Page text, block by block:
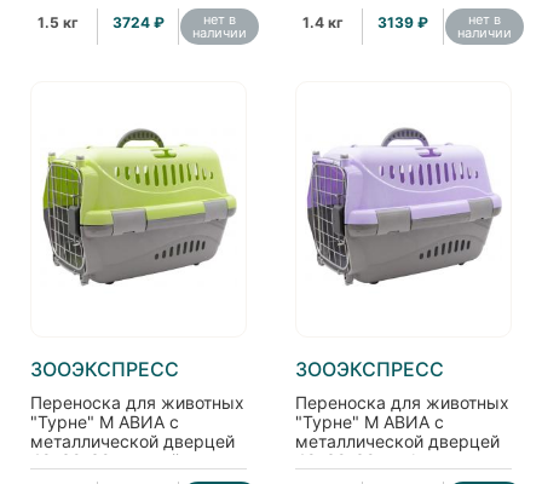
48*32*32см, фиолетовая
1.5 кг 3724 ₽ нет в
наличии
1.4 кг 3139 ₽ нет в
наличии
ЗООЭКСПРЕСС
Переноска для животных
"Турне" M АВИА с
металлической дверцей
48*32*32см, зелёная
ЗООЭКСПРЕСС
Переноска для животных
"Турне" M АВИА с
металлической дверцей
48*32*32см, фиолетовая